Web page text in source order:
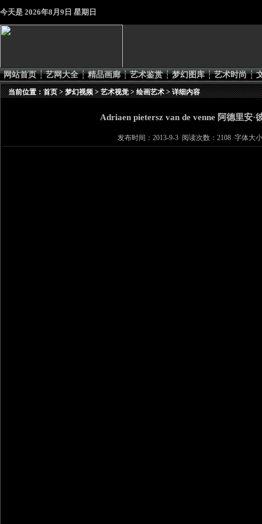
今天是 2026年8月9日 星期日
网站首页 ┆ 艺网大全 ┆ 精品画廊 ┆ 艺术鉴赏 ┆ 梦幻图库 ┆ 艺术时尚 ┆
当前位置：首页>梦幻视频>艺术视觉>绘画艺术> 详细内容
Adriaen pietersz van de venne 阿德里安·
发布时间：2013-9-3 阅读次数：2108 字体大